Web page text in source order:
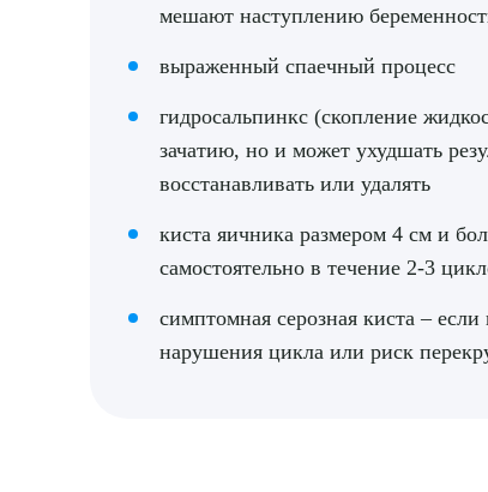
мешают наступлению
выраженный спаечный процесс
гидросальпинкс (скопление
зачатию, но и может ухудшать
восстанавливать или удалять
киста яичника размером 4 см и
самостоятельно в течение 2-3
симптомная серозная киста –
нарушения цикла или риск